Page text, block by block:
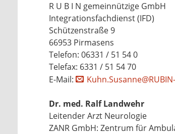
R U B I N gemeinnützige GmbH
Integrationsfachdienst (IFD)
Schützenstraße 9
66953 Pirmasens
Telefon: 06331 / 51 54 0
Telefax: 6331 / 51 54 70
E-Mail:
Dr. med. Ralf Landwehr
Leitender Arzt Neurologie
ZANR GmbH: Zentrum für